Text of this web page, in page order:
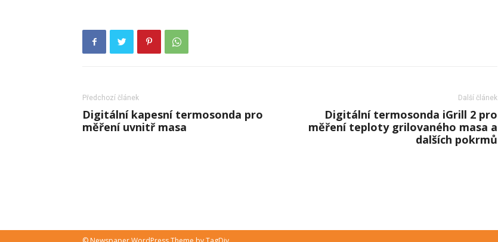
Předchozí článek
Digitální kapesní termosonda pro
měření uvnitř masa
Další článek
Digitální termosonda iGrill 2 pro
měření teploty grilovaného masa a
dalších pokrmů